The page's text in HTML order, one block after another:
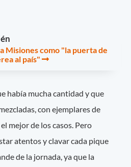
Misiones como "la puerta de
al país"
había mucha cantidad y que
con ejemplares de
mejor de los casos. Pero
atentos y clavar cada pique
de la jornada, ya que la